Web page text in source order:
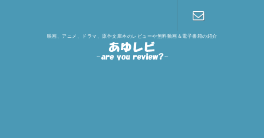
映画、アニメ、ドラマ、原作文庫本のレビューや無料動画＆電子書籍の紹介